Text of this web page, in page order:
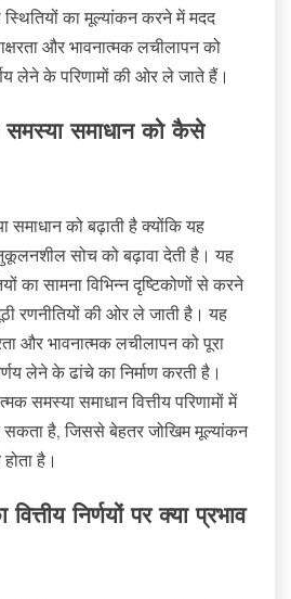
का मूल्यांकन करने में मदद
और भावनात्मक लचीलापन को
लेने के परिणामों की ओर ले जाते हैं।
समस्या समाधान को कैसे
समाधान को बढ़ाती है क्योंकि यह
सोच को बढ़ावा देती है। यह
का सामना विभिन्न दृष्टिकोणों से करने
रणनीतियों की ओर ले जाती है। यह
और भावनात्मक लचीलापन को पूरा
लेने के ढांचे का निर्माण करती है।
समस्या समाधान वित्तीय परिणामों में
सकता है, जिससे बेहतर जोखिम मूल्यांकन
है।
निर्णयों पर क्या प्रभाव